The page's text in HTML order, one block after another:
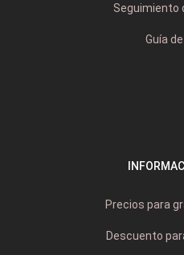
Seguimiento
Guía
Precios para
Descuento